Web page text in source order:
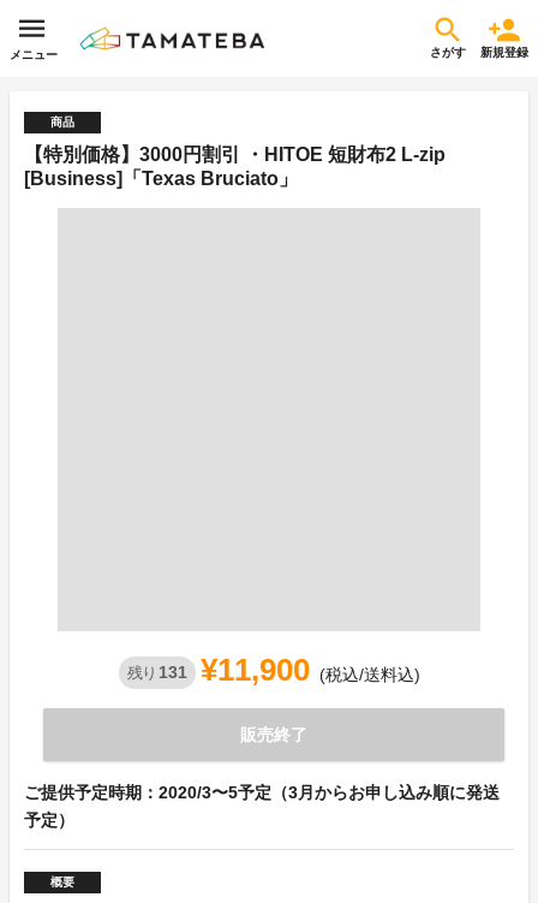
メニュー さがす 新規登録
商品
【特別価格】3000円割引 ・HITOE 短財布2 L-zip
[Business]「Texas Bruciato」
残り 131 ¥11,900 (税込/送料込)
販売終了
ご提供予定時期：2020/3〜5予定（3月からお申し込み順に発送
予定）
概要